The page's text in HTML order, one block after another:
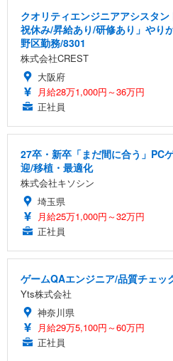
クオリティエンジニアアシスタ
祝休み/昇給あり/研修あり」やり
野区勤務/8301
株式会社CREST
大阪府
月給28万1,000円～36万円
正社員
27卒・新卒「まだ間に合う」PC
迎/移植・最適化
株式会社キソシン
埼玉県
月給25万1,000円～32万円
正社員
ゲームQAエンジニア/品質チェッ
Yts株式会社
神奈川県
月給29万5,100円～60万円
正社員